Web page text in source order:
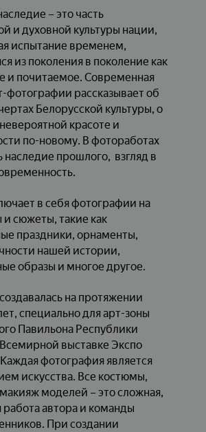
– это часть
и духовной культуры нации,
испытание временем,
из поколения в поколение как
и почитаемое. Современная
фотографии рассказывает об
Белорусской культуры, о
красоте и
по-новому. В фотоработах
наследие прошлого, взгляд в
в себя фотографии на
сюжеты, такие как
праздники, орнаменты,
нашей истории,
образы и многое другое.
на протяжении
специально для арт-зоны
Павильона Республики
выставке Экспо
фотография является
искусства. Все костюмы,
моделей – это сложная,
работа автора и команды
При создании